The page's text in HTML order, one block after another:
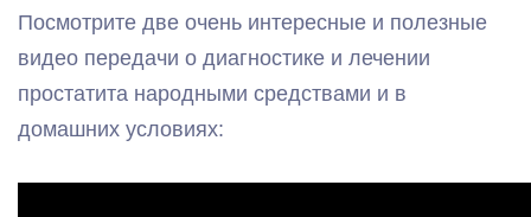
Посмотрите две очень интересные и полезные
видео передачи о диагностике и лечении
простатита народными средствами и в
домашних условиях: